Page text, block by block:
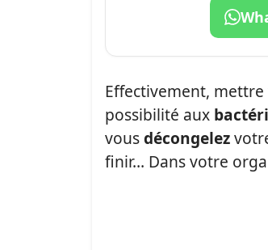
Effectivement,
possibilité aux
vousdécongelez
finir… Dans votre